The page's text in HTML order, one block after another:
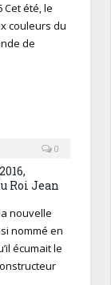
Cet été, le
couleurs du
de
0
Roi Jean
nouvelle
nommé en
écumait le